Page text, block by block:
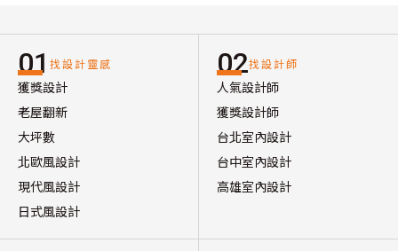
01 找設計靈感
獲獎設計
老屋翻新
大坪數
北歐風設計
現代風設計
日式風設計
02找設計師
人氣設計師
獲獎設計師
台北室內設計
台中室內設計
高雄室內設計